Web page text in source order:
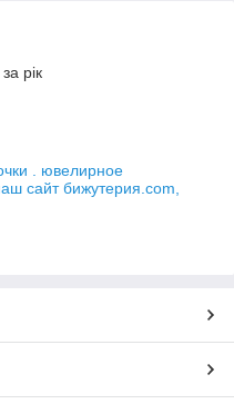
рік
. ювелирное
сайт бижутерия.com,